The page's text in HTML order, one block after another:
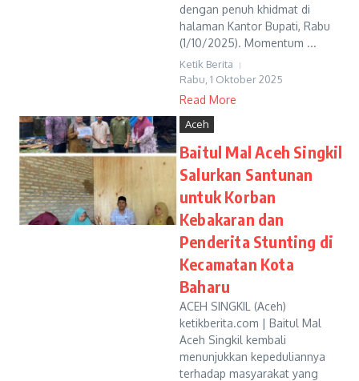
dengan penuh khidmat di
halaman Kantor Bupati, Rabu
(1/10/2025). Momentum ...
Ketik Berita
Rabu, 1 Oktober 2025
Read More
Aceh
Baitul Mal Aceh Singkil
Salurkan Santunan
untuk Korban
Kebakaran dan
Penderita Stunting di
Kecamatan Kota
Baharu
ACEH SINGKIL (Aceh)
ketikberita.com | Baitul Mal
Aceh Singkil kembali
menunjukkan kepeduliannya
terhadap masyarakat yang